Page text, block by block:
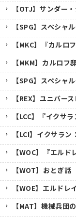
【OTJ】サンダー
【SPG】スペシャ
【MKC】『カルロ
【MKM】カルロフ
【SPG】スペシャ
【REX】ユニバー
【LCC】『イクサ
【LCI】イクサラ
【WOC】『エル
【WOT】おとぎ話
【WOE】エルドレ
【MAT】機械兵団